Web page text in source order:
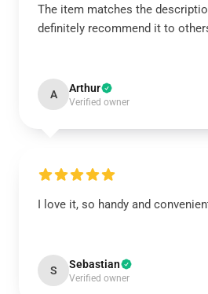
The item matches the
definitely recommend it to
A Arthur
Verified owner
I love it, so handy and
S Sebastian
Verified owner